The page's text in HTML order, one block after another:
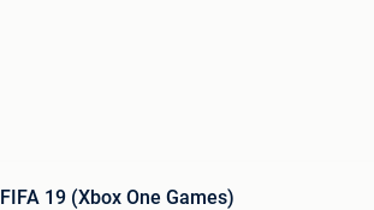
FIFA 19 (Xbox One Games)